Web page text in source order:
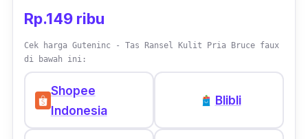
memakai resleting. Memiliki dimensi 35 x 8 x
pilihan warna seperti hitam, navy, dan hijau
army.
Rp.149 ribu
Cek harga Guteninc - Tas Ransel Kulit Pria Bruce faux
di bawah ini:
Shopee
Indonesia
Blibli